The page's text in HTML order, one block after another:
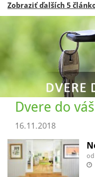
Zobraziť ďalších 5
Dvere do
16.11.2018
od